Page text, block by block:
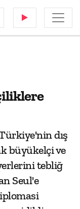
dış
büyükelçi ve
tebliğ
Seul'e